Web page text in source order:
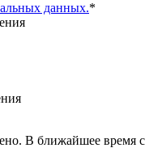
данных.*
В ближайшее время с